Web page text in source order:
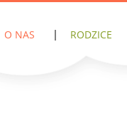
O NAS RODZICE